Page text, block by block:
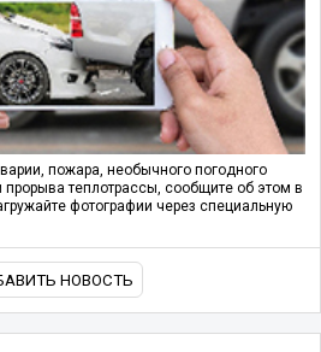
пожара, необычного погодного
прорыва теплотрассы, сообщите об этом в
фотографии через специальную
НОВОСТЬ